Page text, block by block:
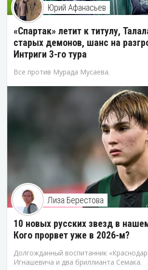
Юрий Афанасьев
«Спартак» летит к титулу,
старых демонов, шанс на
Интриги 3-го тура
Все против Мурада Мусаева.
Лиза Берестова
10 новых русских звезд в
Кого прорвет уже в 2026-м?
Долгожданный воспитанник
Игнашевича и два бриллианта Семака.